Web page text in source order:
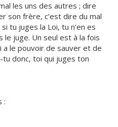
les uns des autres ; dire
son frère, c’est dire du mal
tu juges la Loi, tu n’en es
juge. Un seul est à la fois
a le pouvoir de sauver et de
donc, toi qui juges ton
: